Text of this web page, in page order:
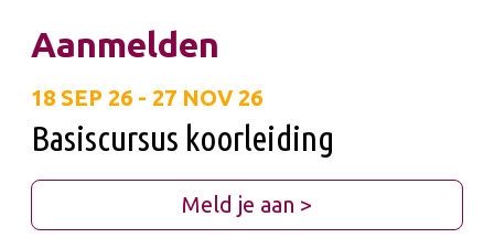
Aanmelden
18 SEP 26 - 27 NOV 26
Basiscursus koorleiding
Meld je aan >